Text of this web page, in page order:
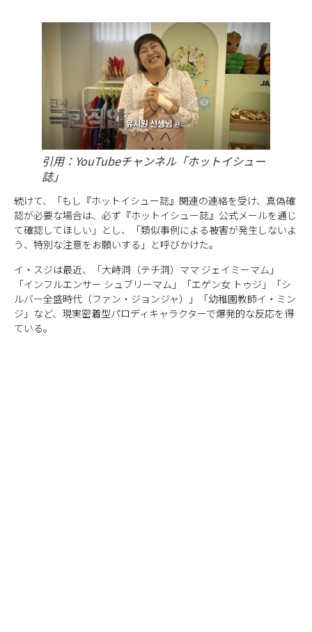
引用：YouTubeチャンネル「ホットイシュー
誌」
続けて、「もし『ホットイシュー誌』関連の連絡を受け、真偽確
認が必要な場合は、必ず『ホットイシュー誌』公式メールを通じ
て確認してほしい」とし、「類似事例による被害が発生しないよ
う、特別な注意をお願いする」と呼びかけた。
イ・スジは最近、「大峙洞（テチ洞）ママ ジェイミーマム」
「インフルエンサー シュブリーマム」「エゲン女 トゥジ」「シ
ルバー全盛時代（ファン・ジョンジャ）」「幼稚園教師イ・ミン
ジ」など、現実密着型パロディキャラクターで爆発的な反応を得
ている。